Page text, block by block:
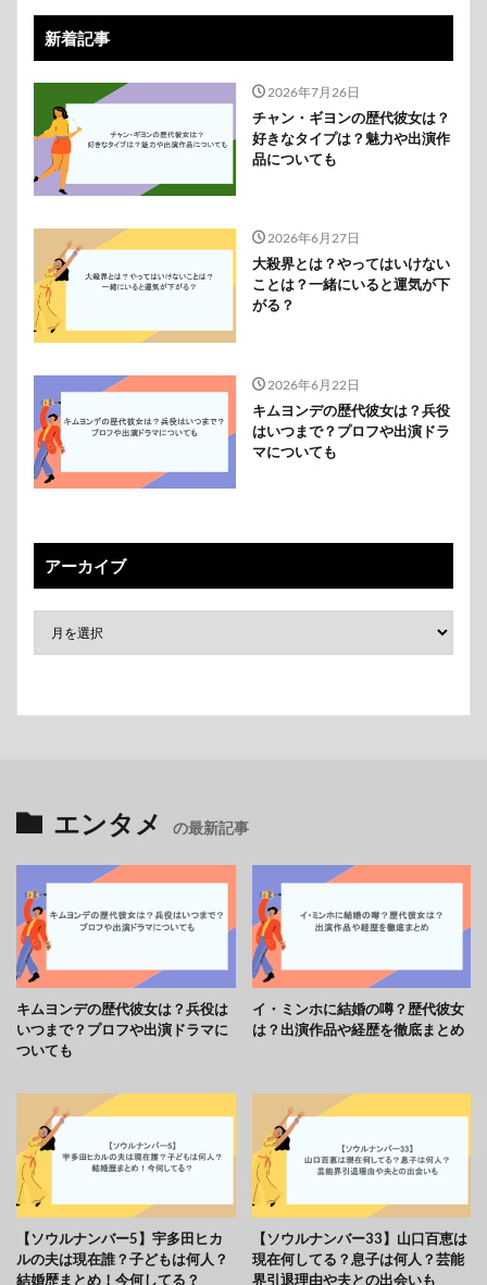
新着記事
2026年7月26日
チャン・ギヨンの歴代彼女は？
好きなタイプは？魅力や出演作
品についても
2026年6月27日
大殺界とは？やってはいけない
ことは？一緒にいると運気が下
がる？
2026年6月22日
キムヨンデの歴代彼女は？兵役
はいつまで？プロフや出演ドラ
マについても
アーカイブ
エンタメ の最新記事
キムヨンデの歴代彼女は？兵役は
いつまで？プロフや出演ドラマに
ついても
イ・ミンホに結婚の噂？歴代彼女
は？出演作品や経歴を徹底まとめ
【ソウルナンバー5】宇多田ヒカ
ルの夫は現在誰？子どもは何人？
結婚歴まとめ！今何してる？
【ソウルナンバー33】山口百恵は
現在何してる？息子は何人？芸能
界引退理由や夫との出会いも